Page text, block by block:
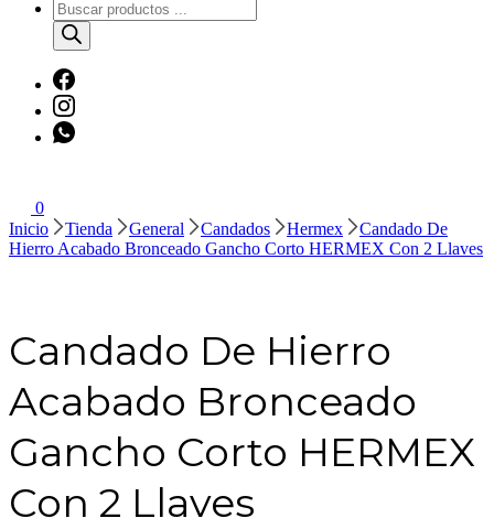
Búsqueda
de
productos
0
Inicio
Tienda General Candados Hermex
Candado De
Hierro Acabado Bronceado Gancho Corto HERMEX Con 2 Llaves
Candado De Hierro
Acabado Bronceado
Gancho Corto HERMEX
Con 2 Llaves